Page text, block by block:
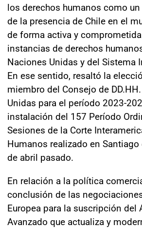
los derechos humanos como
de la presencia de Chile en el
de forma activa y
instancias de derechos
Naciones Unidas y del Sistema
En ese sentido, resaltó la
miembro del Consejo de
Unidas para el período 2023-
instalación del 157 Período
Sesiones de la Corte
Humanos realizado en
de abril pasado.
En relación a la política
conclusión de las
Europea para la suscripción del
Avanzado que actualiza y